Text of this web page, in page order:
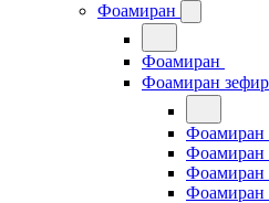
Фоамиран
Фоамиран
Фоамиран
Фоамиран
Фоамиран
Фоамиран
Фоамиран